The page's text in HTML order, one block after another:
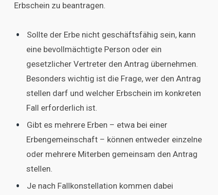
Erbschein zu beantragen.
Sollte der Erbe nicht geschäftsfähig sein, kann
eine bevollmächtigte Person oder ein
gesetzlicher Vertreter den Antrag übernehmen.
Besonders wichtig ist die Frage, wer den Antrag
stellen darf und welcher Erbschein im konkreten
Fall erforderlich ist.
Gibt es mehrere Erben – etwa bei einer
Erbengemeinschaft – können entweder einzelne
oder mehrere Miterben gemeinsam den Antrag
stellen.
Je nach Fallkonstellation kommen dabei